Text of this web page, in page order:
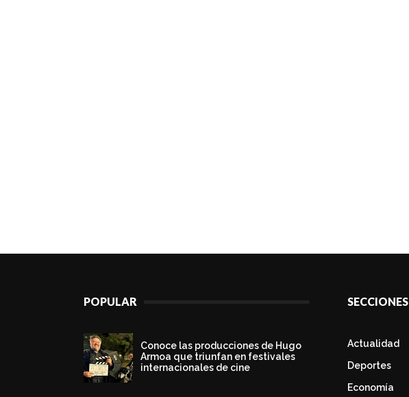
POPULAR
Conoce las producciones de Hugo
Armoa que triunfan en festivales
internacionales de cine
SECCIONES
Actualidad
Deportes
Economía